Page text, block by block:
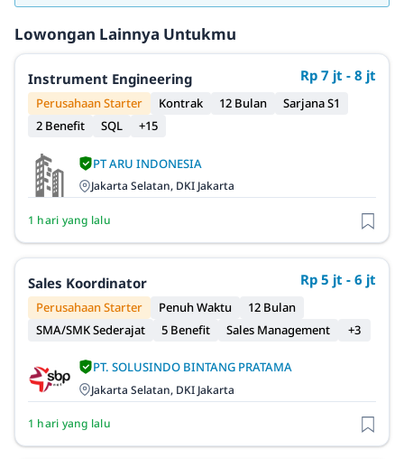
Lowongan Lainnya Untukmu
Instrument Engineering Rp 7 jt - 8 jt
Perusahaan Starter Kontrak 12 Bulan
Sarjana S1
2 Benefit
SQL +15
PT ARU INDONESIA
Jakarta Selatan, DKI Jakarta
1 hari yang lalu
Sales Koordinator Rp 5 jt - 6 jt
Perusahaan Starter Penuh Waktu
12 Bulan
SMA/SMK Sederajat
5 Benefit Sales Management +3
PT. SOLUSINDO BINTANG PRATAMA
Jakarta Selatan, DKI Jakarta
1 hari yang lalu